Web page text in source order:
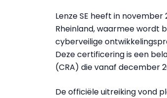
Lenze SE heeft in
Rheinland, waarmee wordt
cyberveilige
Deze certificering is een
(CRA) die vanaf december
De officiële uitreiking vond